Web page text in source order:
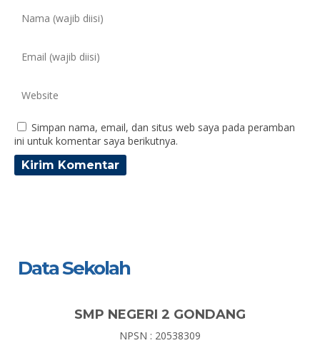
Simpan nama, email, dan situs web saya pada peramban
ini untuk komentar saya berikutnya.
Data Sekolah
SMP NEGERI 2 GONDANG
NPSN : 20538309